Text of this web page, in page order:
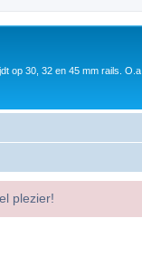
op 30, 32 en 45 mm rails. O.a
plezier!